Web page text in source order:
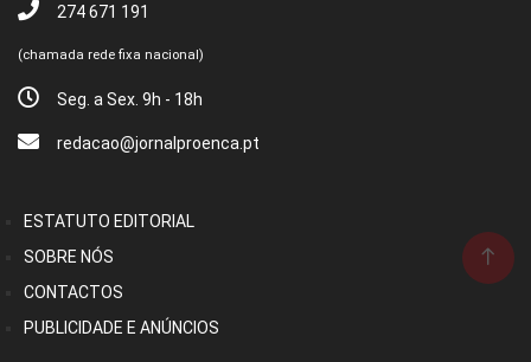
274 671 191
(chamada rede fixa nacional)
Seg. a Sex. 9h - 18h
redacao@jornalproenca.pt
ESTATUTO EDITORIAL
SOBRE NÓS
CONTACTOS
PUBLICIDADE E ANÚNCIOS